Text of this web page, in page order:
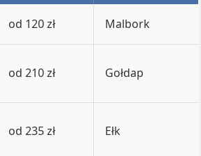
od 120 zł Malbork
od 210 zł Gołdap
od 235 zł Ełk